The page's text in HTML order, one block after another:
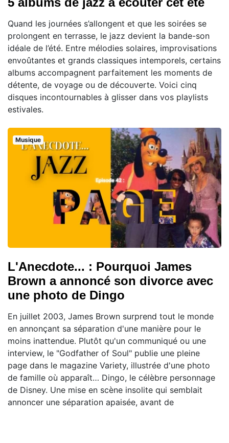
Quand les journées s’allongent et que les soirées se
prolongent en terrasse, le jazz devient la bande-son
idéale de l’été. Entre mélodies solaires, improvisations
envoûtantes et grands classiques intemporels, certains
albums accompagnent parfaitement les moments de
détente, de voyage ou de découverte. Voici cinq
disques incontournables à glisser dans vos playlists
estivales.
Musique
L'Anecdote... : Pourquoi James
Brown a annoncé son divorce avec
une photo de Dingo
En juillet 2003, James Brown surprend tout le monde
en annonçant sa séparation d'une manière pour le
moins inattendue. Plutôt qu'un communiqué ou une
interview, le "Godfather of Soul" publie une pleine
page dans le magazine Variety, illustrée d'une photo
de famille où apparaît… Dingo, le célèbre personnage
de Disney. Une mise en scène insolite qui semblait
annoncer une séparation apaisée, avant de